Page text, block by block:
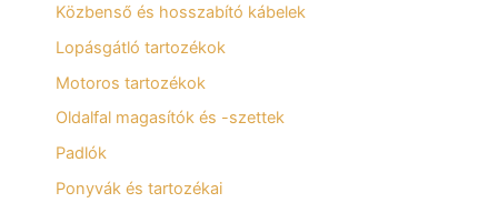
Közbenső és hosszabító kábelek
Lopásgátló tartozékok
Motoros tartozékok
Oldalfal magasítók és -szettek
Padlók
Ponyvák és tartozékai